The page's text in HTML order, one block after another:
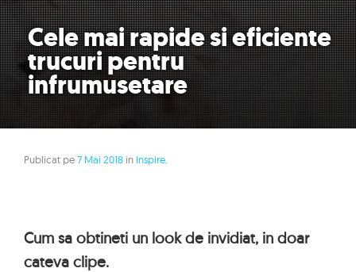
Cele mai rapide si eficiente
trucuri pentru
infrumusetare
Publicat pe7 Mai 2018 in Inspire
Cum sa obtineti un look de invidiat, in doar
cateva clipe.